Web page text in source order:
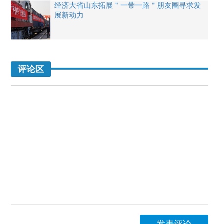
经济大省山东拓展＂一带一路＂朋友圈寻求发
展新动力
评论区